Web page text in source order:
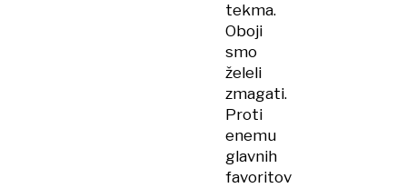
tekma.
Oboji
smo
želeli
zmagati.
Proti
enemu
glavnih
favoritov